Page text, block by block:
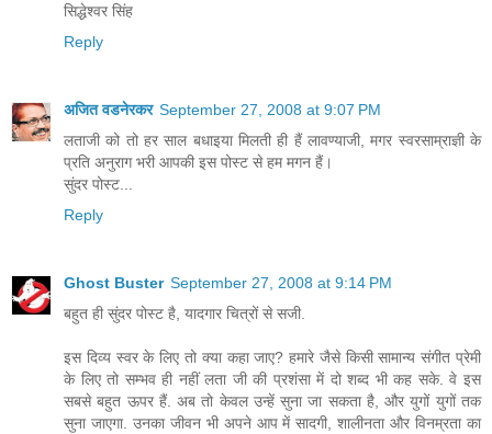
सिद्धेश्वर सिंह
Reply
अजित वडनेरकर September 27, 2008 at 9:07 PM
लताजी को तो हर साल बधाइया मिलती ही हैं लावण्याजी, मगर स्वरसाम्राज्ञी के
प्रति अनुराग भरी आपकी इस पोस्ट से हम मगन हैं।
सुंदर पोस्ट...
Reply
Ghost Buster September 27, 2008 at 9:14 PM
बहुत ही सुंदर पोस्ट है, यादगार चित्रों से सजी.
इस दिव्य स्वर के लिए तो क्या कहा जाए? हमारे जैसे किसी सामान्य संगीत प्रेमी
के लिए तो सम्भव ही नहीं लता जी की प्रशंसा में दो शब्द भी कह सके. वे इस
सबसे बहुत ऊपर हैं. अब तो केवल उन्हें सुना जा सकता है, और युगों युगों तक
सुना जाएगा. उनका जीवन भी अपने आप में सादगी, शालीनता और विनम्रता का